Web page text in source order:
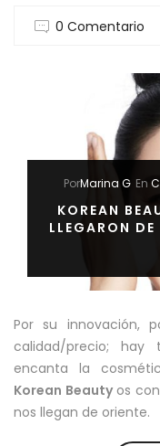
0 Comentario
PorMarina G En
KOREAN
LLEGARON
Por su innovación,
calidad/precio;
encanta la
Korean Beautyos
nos llegan de oriente.